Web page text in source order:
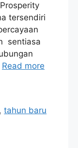
tersendiri
sentiasa
Read more
,tahun baru